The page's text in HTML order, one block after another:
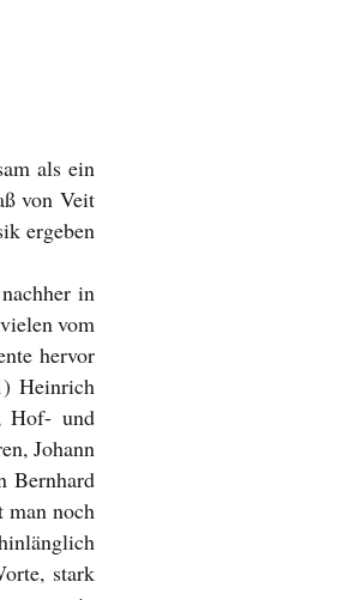
als ein
von Veit
ergeben
in
vom
hervor
Heinrich
Hof- und
Johann
Bernhard
noch
stark